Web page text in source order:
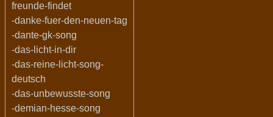
freunde-findet
-danke-fuer-den-neuen-tag
-dante-gk-song
-das-licht-in-dir
-das-reine-licht-song-
deutsch
-das-unbewusste-song
-demian-hesse-song